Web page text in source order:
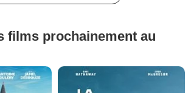
films prochainement au